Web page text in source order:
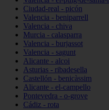
Ciudad-real - picón
Valencia - beniparrell
Valencia - chiva
Murcia - calasparra
Valencia - burjassot
Valencia - sagunt
Alicante - alcoi
Asturias - ribadesella
Castellón - benicàssim
Alicante - el-campello
Pontevedra - o-grove
Cádiz - rota